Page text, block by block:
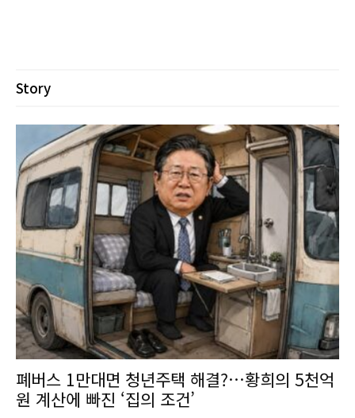
Story
폐버스 1만대면 청년주택 해결?…황희의 5천억
원 계산에 빠진 ‘집의 조건’